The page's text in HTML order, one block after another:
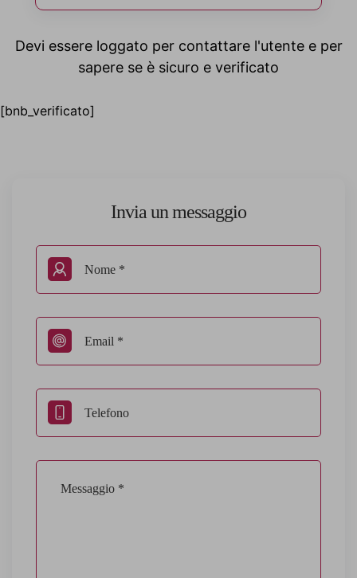
Devi essere loggato per contattare l'utente e per
sapere se è sicuro e verificato
[bnb_verificato]
Invia un messaggio